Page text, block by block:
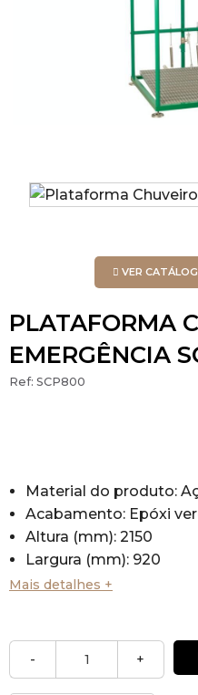
VER
PLATAFORMA
EMERGÊNCIA
Ref: SCP800
Material do produto:
Acabamento: Epóxi
Altura (mm): 2150
Largura (mm): 920
Profundidade: 946
Mais detalhes +
- +